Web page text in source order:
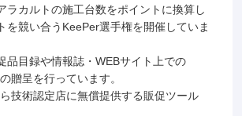
ラカルトの施工台数をポイントに換算し
を競い合うKeePer選手権を開催していま
品目録や情報誌・WEBサイト上での
贈呈を行っています。
技術認定店に無償提供する販促ツール